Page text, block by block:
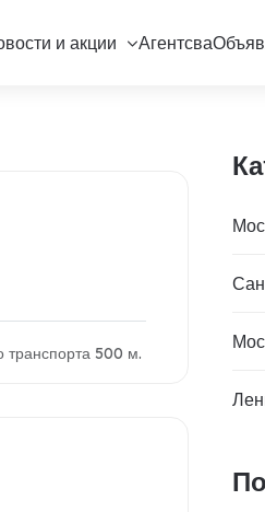
и акции Агентсва
транспорта 500 м.